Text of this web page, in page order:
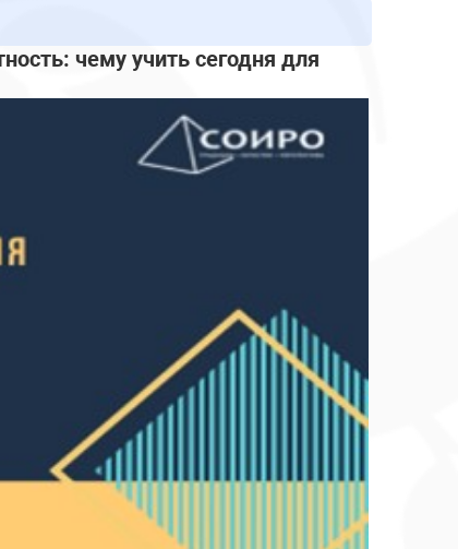
чему учить сегодня для